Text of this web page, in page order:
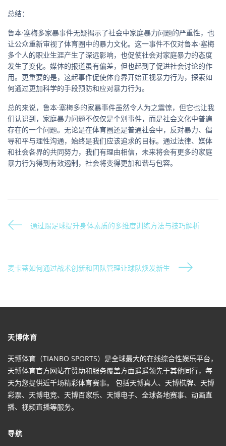
总结：
鲁本·塞梅多家暴事件无疑揭示了社会中家庭暴力问题的严重性，也
让公众重新审视了体育圈中的暴力文化。这一事件不仅对鲁本·塞梅
多个人的职业生涯产生了深远影响，也促使社会对家庭暴力的态度
发生了变化。媒体的报道虽有偏差，但也起到了促进社会讨论的作
用。更重要的是，这起事件促使体育界开始正视暴力行为，探索如
何通过更加科学的手段预防和应对暴力行为。
总的来说，鲁本·塞梅多的家暴事件虽然令人为之震惊，但它也让我
们认识到，家庭暴力问题不仅仅是个别事件，而是社会文化中普遍
存在的一个问题。无论是在体育圈还是普通社会中，反对暴力、倡
导和平与理性沟通，始终是我们应该追求的目标。通过法律、媒体
和社会各界的共同努力，我们有理由相信，未来将会有更多的家庭
暴力行为得到有效遏制，社会将变得更加和谐与包容。
通过踢足球提升身体素质的多维度训练方法与技巧解析
麦卡蒂如何通过战术创新和团队管理让球队焕发新生
天博体育
天博体育（TIANBO SPORTS）是全球最大的在线综合性娱乐平台，
天博体育官方网站在赞助和服务覆盖方面遥遥领先于其他同行，每
天为您提供近千场精彩体育赛事。 包括天博真人、天博棋牌、天博
彩票、天博电竞、天博百家乐、天博电子、全球各地赛事、动画直
播、视频直播等服务。
导航